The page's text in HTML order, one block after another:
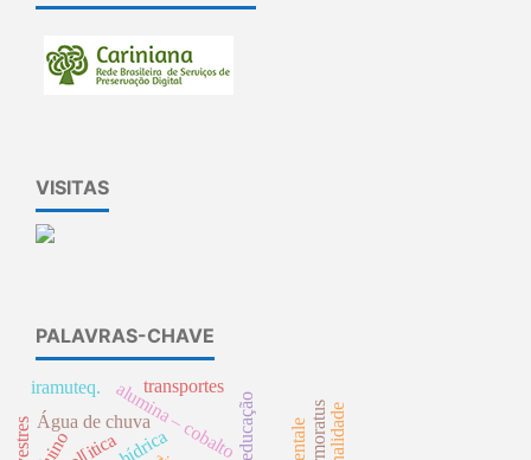
VISITAS
PALAVRAS-CHAVE
alumina – cobalto
Água de chuva
transportes
iramuteq.